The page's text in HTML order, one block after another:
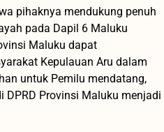
pihaknya mendukung penuh
pada Dapil 6 Maluku
Maluku dapat
Kepulauan Aru dalam
untuk Pemilu mendatang,
DPRD Provinsi Maluku menjadi